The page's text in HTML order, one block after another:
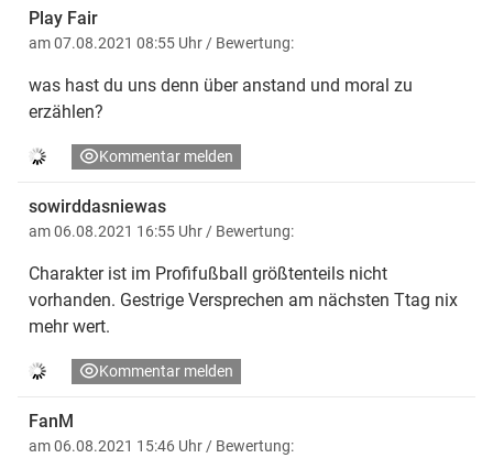
Play Fair
am 07.08.2021 08:55 Uhr / Bewertung:
was hast du uns denn über anstand und moral zu
erzählen?
Kommentar melden
sowirddasniewas
am 06.08.2021 16:55 Uhr / Bewertung:
Charakter ist im Profifußball größtenteils nicht
vorhanden. Gestrige Versprechen am nächsten Ttag nix
mehr wert.
Kommentar melden
FanM
am 06.08.2021 15:46 Uhr / Bewertung: